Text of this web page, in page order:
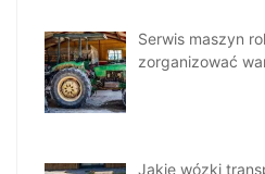
Serwis maszyn
zorganizować
Jakie wózki